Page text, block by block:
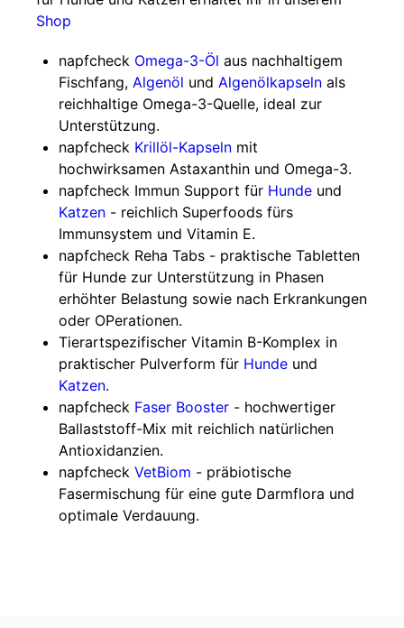
Shop
napfcheck Omega-3-Öl aus nachhaltigem
Fischfang, Algenöl und Algenölkapseln als
reichhaltige Omega-3-Quelle, ideal zur
Unterstützung.
napfcheck Krillöl-Kapseln mit
hochwirksamen Astaxanthin und Omega-3.
napfcheck Immun Support für Hunde und
Katzen - reichlich Superfoods fürs
Immunsystem und Vitamin E.
napfcheck Reha Tabs - praktische Tabletten
für Hunde zur Unterstützung in Phasen
erhöhter Belastung sowie nach Erkrankungen
oder OPerationen.
Tierartspezifischer Vitamin B-Komplex in
praktischer Pulverform für Hunde und
Katzen.
napfcheck Faser Booster - hochwertiger
Ballaststoff-Mix mit reichlich natürlichen
Antioxidanzien.
napfcheck VetBiom - präbiotische
Fasermischung für eine gute Darmflora und
optimale Verdauung.